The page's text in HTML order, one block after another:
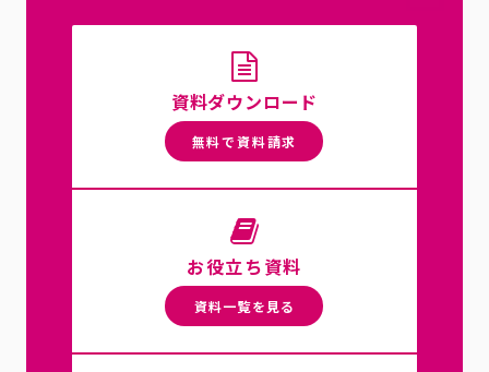
資料ダウンロード
無料で資料請求
お役立ち資料
資料一覧を見る